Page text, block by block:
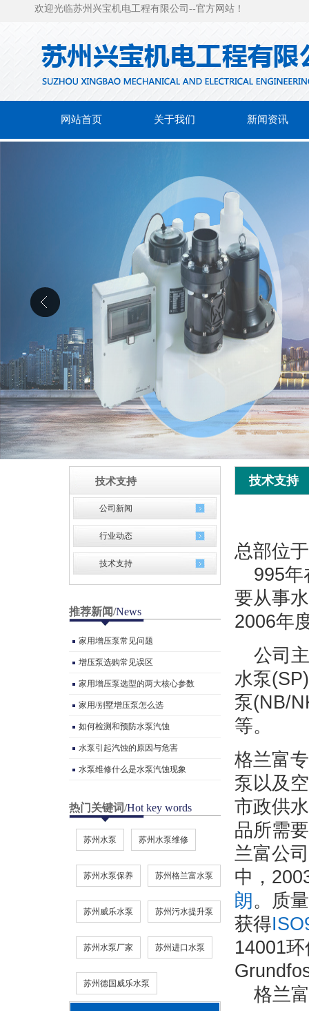
欢迎光临苏州兴宝机电工程有限公司--官方网站！
网站首页 关于我们 新闻资讯
技术支持
公司新闻
行业动态
技术支持
推荐新闻/News
家用增压泵常见问题
增压泵选购常见误区
家用增压泵选型的两大核心参数
家用/别墅增压泵怎么选
如何检测和预防水泵汽蚀
水泵引起汽蚀的原因与危害
水泵维修什么是水泵汽蚀现象
热门关键词/Hot key words
苏州水泵 苏州水泵维修
苏州水泵保养 苏州格兰富水泵
苏州威乐水泵 苏州污水提升泵
苏州水泵厂家 苏州进口水泵
苏州德国威乐水泵
技术支持
总部位于
995年
要从事
2006年
公司
水泵
泵(NB/
等。
格兰富
泵以及
市政供
品所需
兰富公
中，
朗。质
获得
14001
格兰